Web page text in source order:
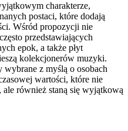
charakterze,
postaci, które dodają
Wśród propozycji nie
przedstawiających
epok, a także płyt
kolekcjonerów muzyki.
wybrane z myślą o osobach
wartości, które nie
również staną się wyjątkową